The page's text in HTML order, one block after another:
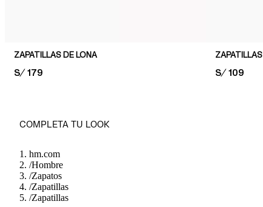
ZAPATILLAS DE LONA
PRICE:
S/ 179
ZAPATILLAS
PRICE:
S/ 109
COMPLETA TU LOOK
hm.com
/Hombre
/Zapatos
/Zapatillas
/Zapatillas